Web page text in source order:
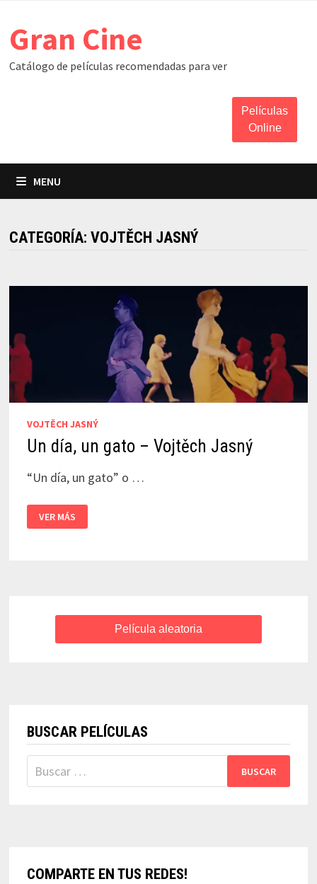
content
Gran Cine
Catálogo de películas recomendadas para ver
Películas
Online
MENU
CATEGORÍA:VOJTĚCH JASNÝ
VOJTĚCH JASNÝ
Un día, un gato – Vojtěch Jasný
“Un día, un gato” o …
DÍA,
UN
VER MÁS
Película aleatoria
BUSCAR PELÍCULAS
Buscar:
COMPARTE EN TUS REDES!